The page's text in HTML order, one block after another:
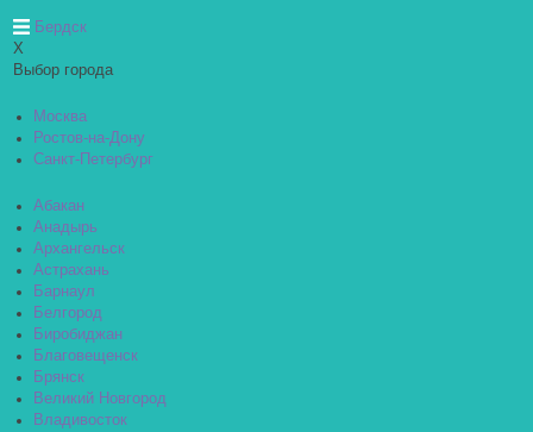
Бердск
X
Выбор города
Москва
Ростов-на-Дону
Санкт-Петербург
Абакан
Анадырь
Архангельск
Астрахань
Барнаул
Белгород
Биробиджан
Благовещенск
Брянск
Великий Новгород
Владивосток